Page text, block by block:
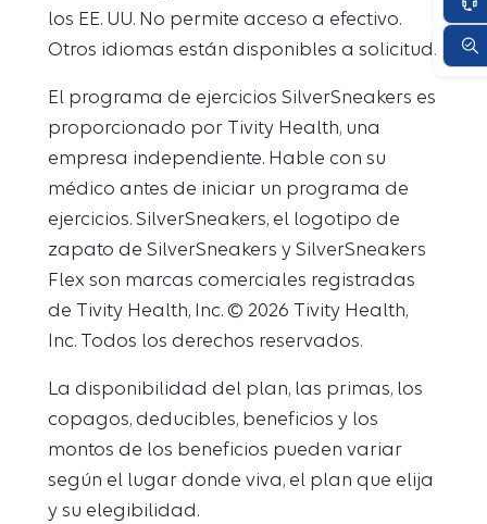
los EE. UU. No permite acceso a efectivo.
Otros idiomas están disponibles a solicitud.
El programa de ejercicios SilverSneakers es
proporcionado por Tivity Health, una
empresa independiente. Hable con su
médico antes de iniciar un programa de
ejercicios. SilverSneakers, el logotipo de
zapato de SilverSneakers y SilverSneakers
Flex son marcas comerciales registradas
de Tivity Health, Inc. © 2026 Tivity Health,
Inc. Todos los derechos reservados.
La disponibilidad del plan, las primas, los
copagos, deducibles, beneficios y los
montos de los beneficios pueden variar
según el lugar donde viva, el plan que elija
y su elegibilidad.